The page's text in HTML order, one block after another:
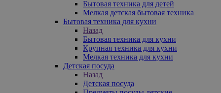
Бытовая техника для детей
Мелкая детская бытовая техника
Бытовая техника для кухни
Назад
Бытовая техника для кухни
Крупная техника для кухни
Мелкая техника для кухни
Детская посуда
Назад
Детская посуда